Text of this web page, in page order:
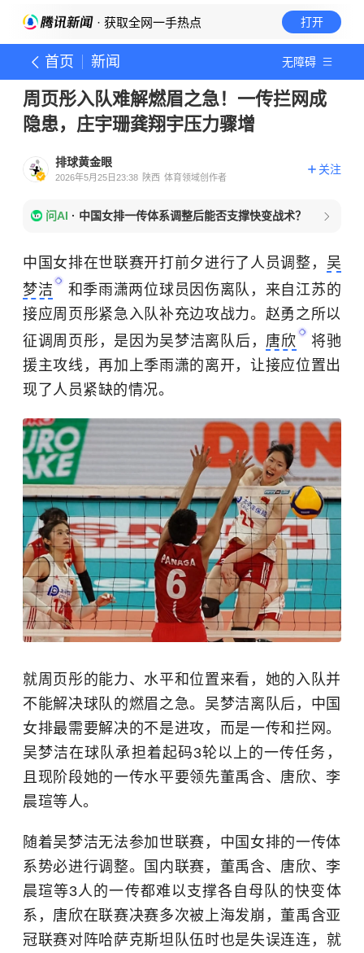
· 获取全网一手热点 打开
首页 新闻 无障碍
周页彤入队难解燃眉之急！一传拦网成
隐患，庄宇珊龚翔宇压力骤增
排球黄金眼
2026年5月25日23:38 陕西 体育领域创作者
关注
问AI · 中国女排一传体系调整后能否支撑快变战术？
中国女排在世联赛开打前夕进行了人员调整， 吴
梦洁
和季雨潇两位球员因伤离队，来自江苏的
接应周页彤紧急入队补充边攻战力。赵勇之所以
征调周页彤，是因为吴梦洁离队后， 唐欣
将驰
援主攻线，再加上季雨潇的离开，让接应位置出
现了人员紧缺的情况。
就周页彤的能力、水平和位置来看，她的入队并
不能解决球队的燃眉之急。吴梦洁离队后，中国
女排最需要解决的不是进攻，而是一传和拦网。
吴梦洁在球队承担着起码3轮以上的一传任务，
且现阶段她的一传水平要领先董禹含、唐欣、李
晨瑄等人。
随着吴梦洁无法参加世联赛，中国女排的一传体
系势必进行调整。国内联赛，董禹含、唐欣、李
晨瑄等3人的一传都难以支撑各自母队的快变体
系，唐欣在联赛决赛多次被上海发崩，董禹含亚
冠联赛对阵哈萨克斯坦 队伍时也是失误连连，就